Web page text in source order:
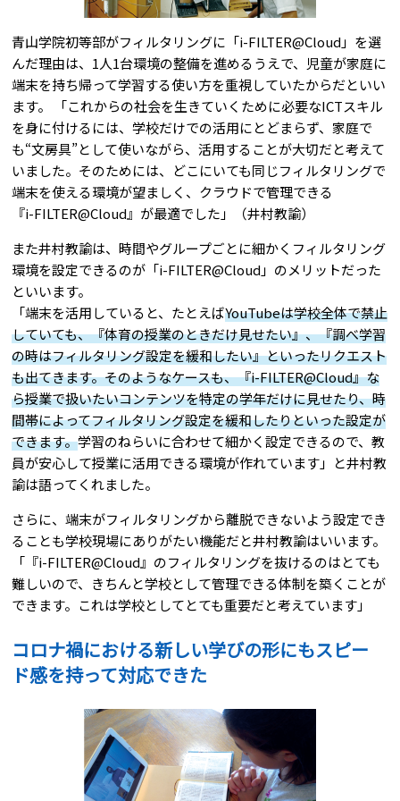
青山学院初等部がフィルタリングに「i-FILTER@Cloud」を選
んだ理由は、1人1台環境の整備を進めるうえで、児童が家庭に
端末を持ち帰って学習する使い方を重視していたからだといい
ます。 「これからの社会を生きていくために必要なICTスキル
を身に付けるには、学校だけでの活用にとどまらず、家庭で
も“文房具”として使いながら、活用することが大切だと考えて
いました。そのためには、どこにいても同じフィルタリングで
端末を使える環境が望ましく、クラウドで管理できる
『i-FILTER@Cloud』が最適でした」（井村教諭）
また井村教諭は、時間やグループごとに細かくフィルタリング
環境を設定できるのが「i-FILTER@Cloud」のメリットだった
といいます。
「端末を活用していると、たとえばYouTubeは学校全体で禁止
していても、『体育の授業のときだけ見せたい』、『調べ学習
の時はフィルタリング設定を緩和したい』といったリクエスト
も出てきます。そのようなケースも、『i-FILTER@Cloud』な
ら授業で扱いたいコンテンツを特定の学年だけに見せたり、時
間帯によってフィルタリング設定を緩和したりといった設定が
できます。学習のねらいに合わせて細かく設定できるので、教
員が安心して授業に活用できる環境が作れています」と井村教
諭は語ってくれました。
さらに、端末がフィルタリングから離脱できないよう設定でき
ることも学校現場にありがたい機能だと井村教諭はいいます。
「『i-FILTER@Cloud』のフィルタリングを抜けるのはとても
難しいので、きちんと学校として管理できる体制を築くことが
できます。これは学校としてとても重要だと考えています」
コロナ禍における新しい学びの形にもスピー
ド感を持って対応できた